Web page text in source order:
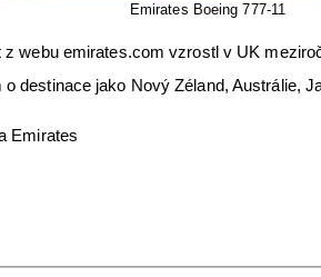
Emirates Boeing 777-11
z webu emirates.com vzrostl v UK
destinace jako Nový Zéland, Austrálie,
Emirates